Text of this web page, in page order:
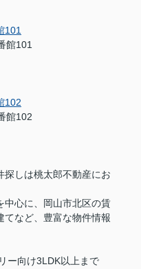
101
102
探しは桃太郎不動産にお
中心に、岡山市北区の賃
てなど、豊富な物件情報
ー向け3LDK以上まで